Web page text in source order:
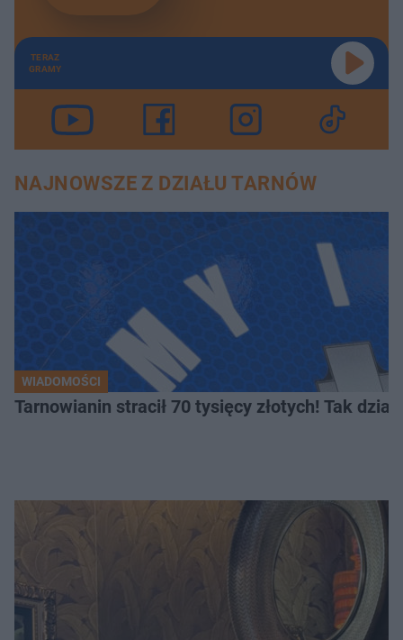
TERAZ
GRAMY
NAJNOWSZE Z DZIAŁU TARNÓW
WIADOMOŚCI
Tarnowianin stracił 70 tysięcy złotych! Tak